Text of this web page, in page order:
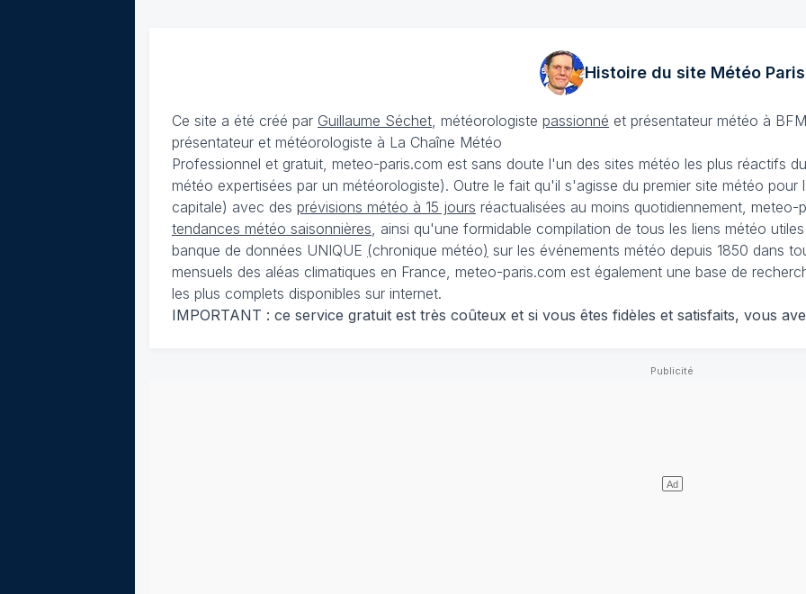
Histoire du site MétéoParis
Ce site a été créé par Guillaume Séchet , météorologiste passionné et présentateur météo à
présentateur et météorologiste à La Chaîne Météo
Professionnel et gratuit, meteo-paris.com est sans doute l'un des sites météo les plus réactifs
météo expertisées par un météorologiste). Outre le fait qu'il s'agisse du premier site météo
capitale) avec des prévisions météo à 15 jours réactualisées au moins quotidiennement,
tendances météo saisonnières , ainsi qu'une formidable compilation de tous les liens météo
banque de données UNIQUE (chronique météo) sur les événements météo depuis 1850 dans
mensuels des aléas climatiques en France, meteo-paris.com est également une base de
les plus complets disponibles sur internet.
IMPORTANT : ce service gratuit est très coûteux et si vous êtes fidèles et satisfaits, vous